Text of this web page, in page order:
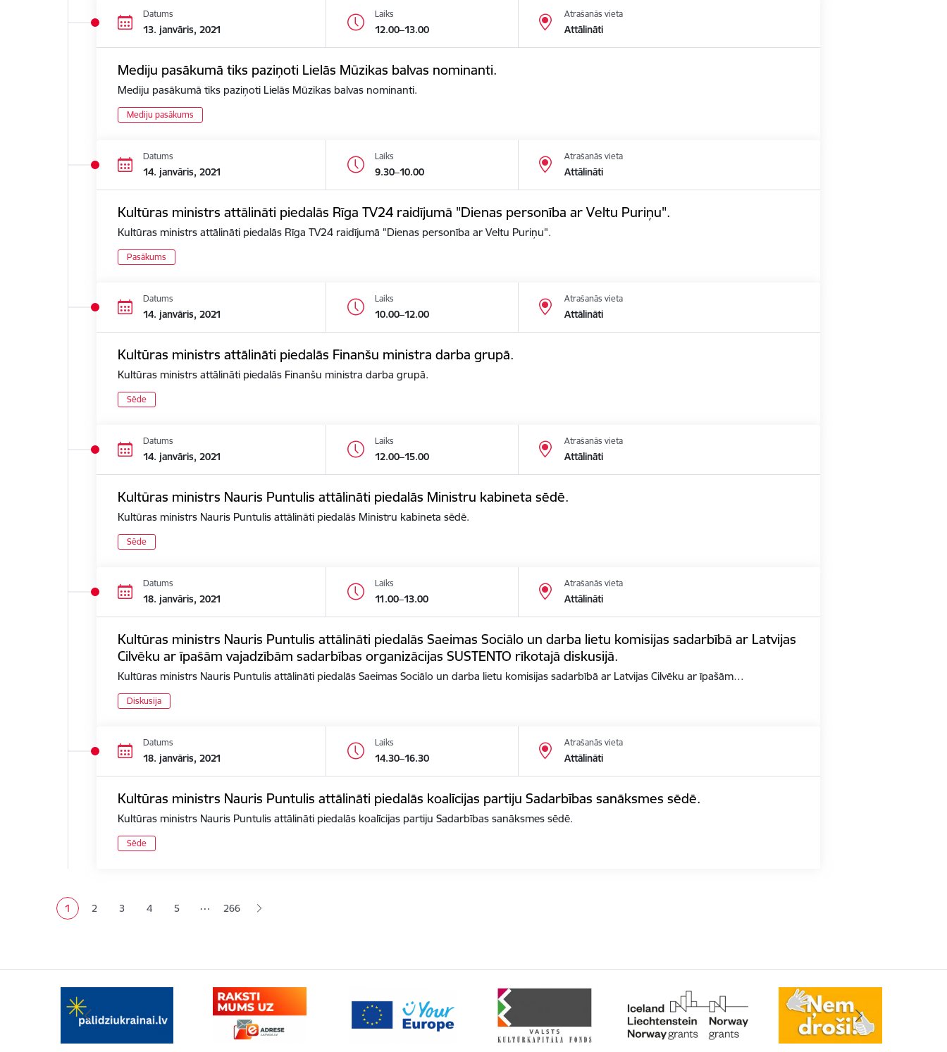
Datums
13. janvāris, 2021
Laiks
12.00–13.00
Atrašanās vieta
Attālināti
Mediju pasākumā tiks paziņoti Lielās Mūzikas balvas nominanti.
Mediju pasākumā tiks paziņoti Lielās Mūzikas balvas nominanti.
Mediju pasākums
Datums
14. janvāris, 2021
Laiks
9.30–10.00
Atrašanās vieta
Attālināti
Kultūras ministrs attālināti piedalās Rīga TV24 raidījumā "Dienas personība ar Veltu Puriņu".
Kultūras ministrs attālināti piedalās Rīga TV24 raidījumā "Dienas personība ar Veltu Puriņu".
Pasākums
Datums
14. janvāris, 2021
Laiks
10.00–12.00
Atrašanās vieta
Attālināti
Kultūras ministrs attālināti piedalās Finanšu ministra darba grupā.
Kultūras ministrs attālināti piedalās Finanšu ministra darba grupā.
Sēde
Datums
14. janvāris, 2021
Laiks
12.00–15.00
Atrašanās vieta
Attālināti
Kultūras ministrs Nauris Puntulis attālināti piedalās Ministru kabineta sēdē.
Kultūras ministrs Nauris Puntulis attālināti piedalās Ministru kabineta sēdē.
Sēde
Datums
18. janvāris, 2021
Laiks
11.00–13.00
Atrašanās vieta
Attālināti
Kultūras ministrs Nauris Puntulis attālināti piedalās Saeimas Sociālo un darba lietu komisijas sadarbībā ar Latvijas
Cilvēku ar īpašām vajadzībām sadarbības organizācijas SUSTENTO rīkotajā diskusijā.
Kultūras ministrs Nauris Puntulis attālināti piedalās Saeimas Sociālo un darba lietu komisijas sadarbībā ar Latvijas Cilvēku ar īpašām…
Diskusija
Datums
18. janvāris, 2021
Laiks
14.30–16.30
Atrašanās vieta
Attālināti
Kultūras ministrs Nauris Puntulis attālināti piedalās koalīcijas partiju Sadarbības sanāksmes sēdē.
Kultūras ministrs Nauris Puntulis attālināti piedalās koalīcijas partiju Sadarbības sanāksmes sēdē.
Sēde
Pašreizējā lapa
1 Lapa
2 Lapa
3 Lapa
4 Lapa
5 … 266